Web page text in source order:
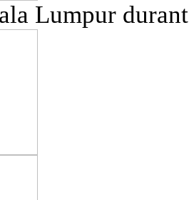
Lumpur